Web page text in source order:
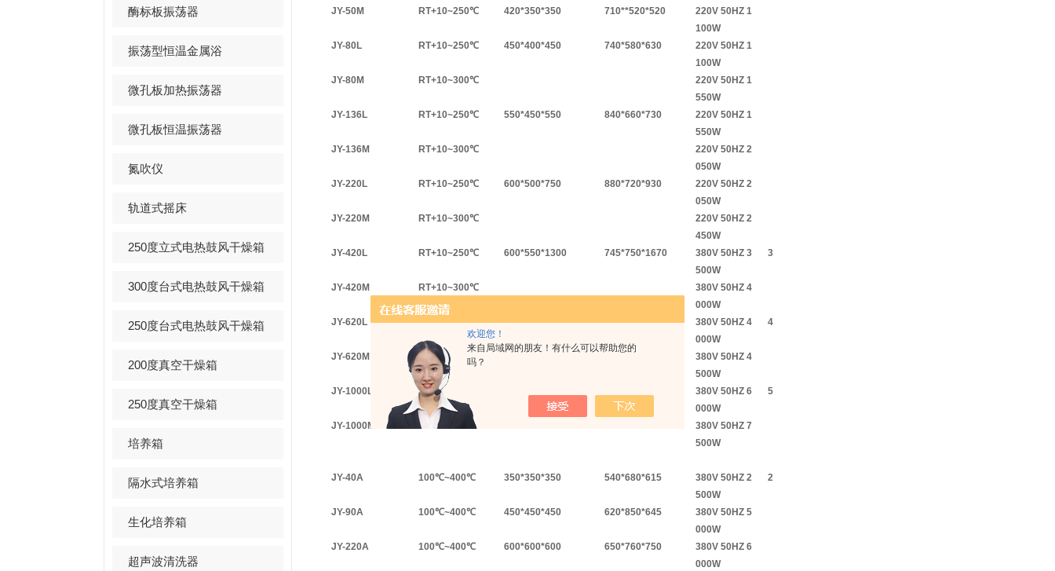
欢迎您！
来自局域网的朋友！有什么可以帮助您的
吗？
酶标板振荡器
振荡型恒温金属浴
微孔板加热振荡器
微孔板恒温振荡器
氮吹仪
轨道式摇床
250度立式电热鼓风干燥箱
300度台式电热鼓风干燥箱
250度台式电热鼓风干燥箱
200度真空干燥箱
250度真空干燥箱
培养箱
隔水式培养箱
生化培养箱
超声波清洗器
JY-50M
RT+10~250℃ 420*350*350 710**520*520
220V 50HZ 1
100W
JY-80L
RT+10~250℃ 450*400*450 740*580*630
220V 50HZ 1
100W
JY-80M
RT+10~300℃
220V 50HZ 1
550W
JY-136L
RT+10~250℃ 550*450*550 840*660*730
220V 50HZ 1
550W
JY-136M
RT+10~300℃
220V 50HZ 2
050W
JY-220L
RT+10~250℃ 600*500*750 880*720*930
220V 50HZ 2
050W
JY-220M
RT+10~300℃
220V 50HZ 2
450W
JY-420L
RT+10~250℃ 600*550*1300 745*750*1670
380V 50HZ 3
500W
3
JY-420M RT+10~300℃
380V 50HZ 4
000W
JY-620L
RT+10~250℃ 800*600*1300 945*800*1700
380V 50HZ 4
000W
4
JY-620M RT+10~300℃
380V 50HZ 4
500W
JY-1000L
RT+10~250℃
380V 50HZ 6
000W
5
JY-1000M RT+10~300℃
380V 50HZ 7
500W
JY-40A 100℃~400℃ 350*350*350 540*680*615
380V 50HZ 2
500W
2
JY-90A 100℃~400℃ 450*450*450 620*850*645
380V 50HZ 5
000W
JY-220A
100℃~400℃ 600*600*600 650*760*750
380V 50HZ 6
000W